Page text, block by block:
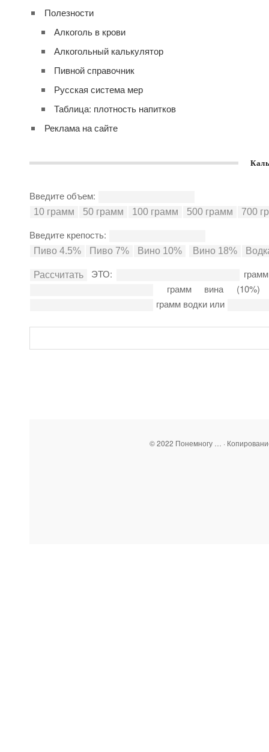
Полезности
Алкоголь в крови
Алкогольный калькулятор
Пивной справочник
Русская система мер
Таблица: плотность напитков
Реклама на сайте
Введите объем:
Введите крепость:
ЭТО:
грамм вина
грамм водки или
© 2022 Понемногу … ·